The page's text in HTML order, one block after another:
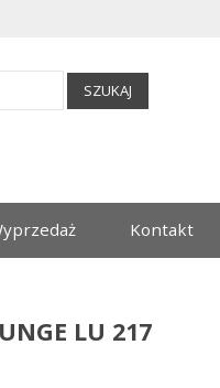
SZUKAJ
Kontakt
LU 217